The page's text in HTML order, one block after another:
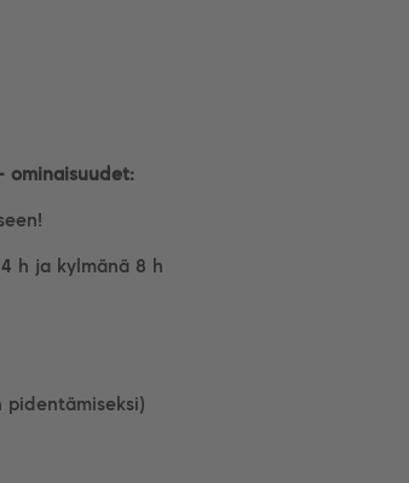
ominaisuudet:
h ja kylmänä 8 h
pidentämiseksi)